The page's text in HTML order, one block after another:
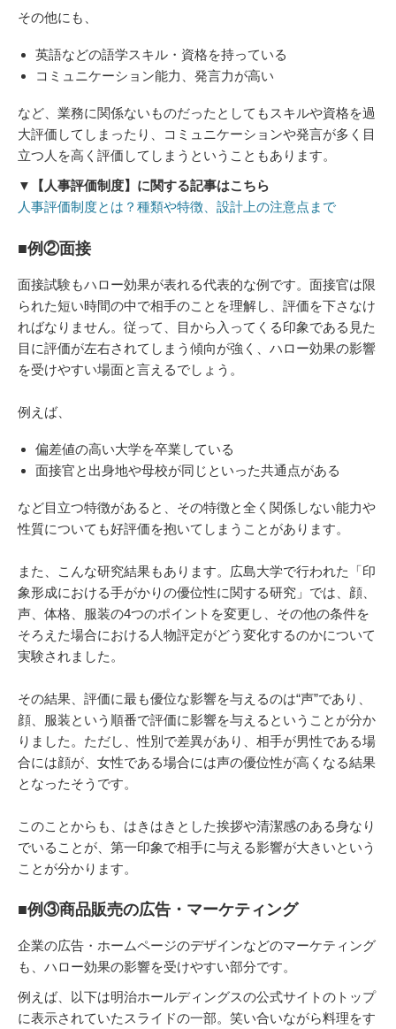
その他にも、
英語などの語学スキル・資格を持っている
コミュニケーション能力、発言力が高い
など、業務に関係ないものだったとしてもスキルや資格を過
大評価してしまったり、コミュニケーションや発言が多く目
立つ人を高く評価してしまうということもあります。
▼【人事評価制度】に関する記事はこちら
​​​​​​​人事評価制度とは？種類や特徴、設計上の注意点まで
■例②面接
面接試験もハロー効果が表れる代表的な例です。面接官は限
られた短い時間の中で相手のことを理解し、評価を下さなけ
ればなりません。従って、目から入ってくる印象である見た
目に評価が左右されてしまう傾向が強く、ハロー効果の影響
を受けやすい場面と言えるでしょう。
例えば、
偏差値の高い大学を卒業している
面接官と出身地や母校が同じといった共通点がある
など目立つ特徴があると、その特徴と全く関係しない能力や
性質についても好評価を抱いてしまうことがあります。
また、こんな研究結果もあります。広島大学で行われた「印
象形成における手がかりの優位性に関する研究」では、顔、
声、体格、服装の4つのポイントを変更し、その他の条件を
そろえた場合における人物評定がどう変化するのかについて
実験されました。
その結果、評価に最も優位な影響を与えるのは“声”であり、
顔、服装という順番で評価に影響を与えるということが分か
りました。ただし、性別で差異があり、相手が男性である場
合には顔が、女性である場合には声の優位性が高くなる結果
となったそうです。
このことからも、はきはきとした挨拶や清潔感のある身なり
でいることが、第一印象で相手に与える影響が大きいという
ことが分かります。
■例③商品販売の広告・マーケティング
企業の広告・ホームページのデザインなどのマーケティング
も、ハロー効果の影響を受けやすい部分です。
例えば、以下は明治ホールディングスの公式サイトのトップ
に表示されていたスライドの一部。笑い合いながら料理をす